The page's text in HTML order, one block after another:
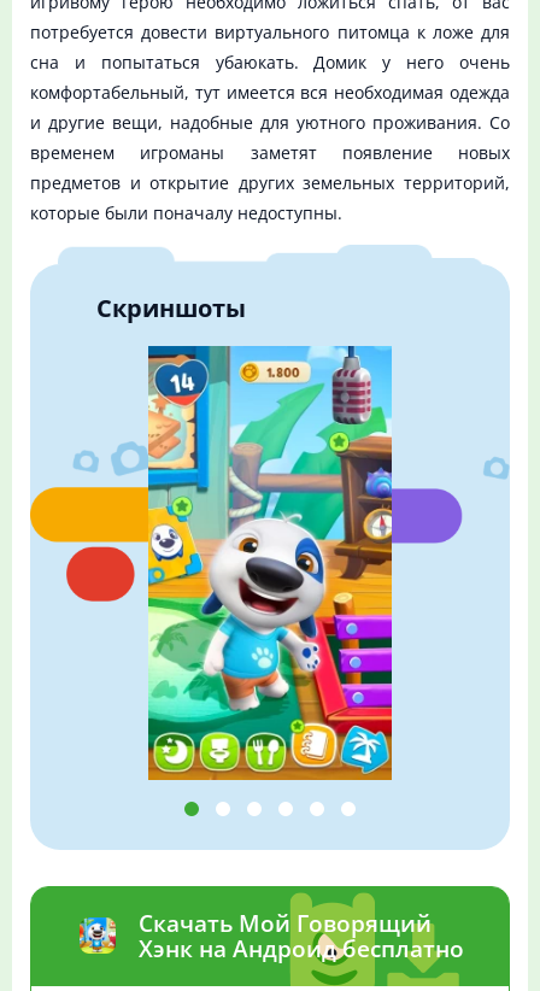
потребуется довести виртуального питомца к ложе для
сна и попытаться убаюкать. Домик у него очень
комфортабельный, тут имеется вся необходимая одежда
и другие вещи, надобные для уютного проживания. Со
временем игроманы заметят появление новых
предметов и открытие других земельных территорий,
которые были поначалу недоступны.
Скриншоты
Скачать Мой Говорящий
Хэнк на Андроид бесплатно